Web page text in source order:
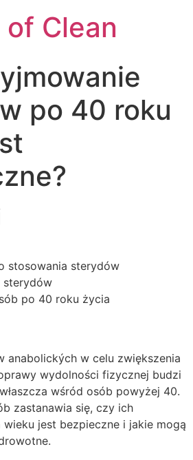
Clean
po 40 roku
stosowania sterydów
sterydów
po 40 roku życia
anabolických w celu zwiększenia
wydolności fizycznej budzi
wśród osób powyżej 40.
zastanawia się, czy ich
jest bezpieczne i jakie mogą